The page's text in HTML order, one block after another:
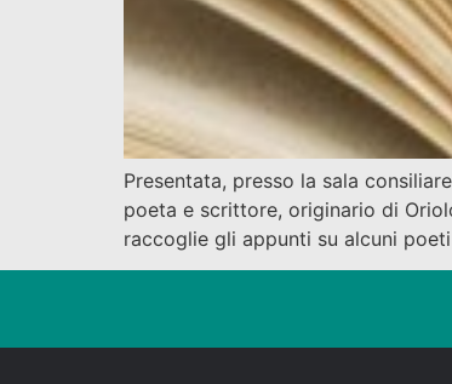
Presentata, presso la sala
poeta e scrittore, originario di
raccoglie gli appunti su alcuni